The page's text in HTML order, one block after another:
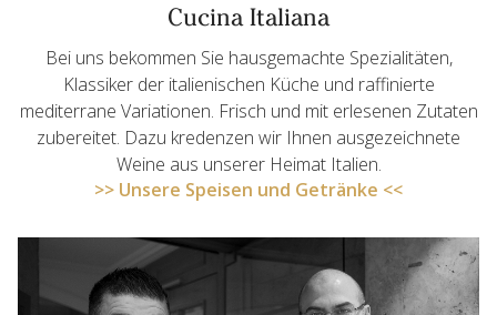
Cucina Italiana
Bei uns bekommen Sie hausgemachte Spezialitäten,
Klassiker der italienischen Küche und raffinierte
mediterrane Variationen. Frisch und mit erlesenen Zutaten
zubereitet. Dazu kredenzen wir Ihnen ausgezeichnete
Weine aus unserer Heimat Italien.
Unsere Speisen und Getränke